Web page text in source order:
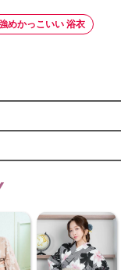
めかっこいい 浴衣